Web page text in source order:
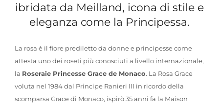
ibridata da Meilland, icona di stile e
eleganza come la Principessa.
La rosa è il fiore prediletto da donne e principesse come
attesta uno dei roseti più conosciuti a livello internazionale,
la Roseraie Princesse Grace de Monaco. La Rosa Grace
voluta nel 1984 dal Principe Ranieri III in ricordo della
scomparsa Grace di Monaco, ispirò 35 anni fa la Maison